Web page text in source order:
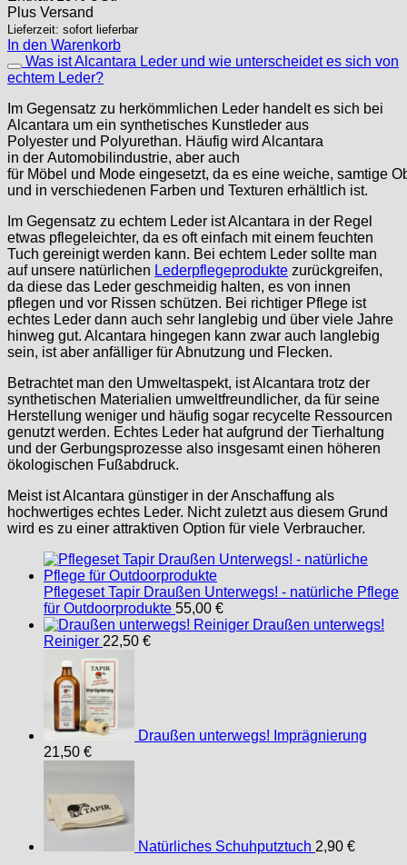
Plus Versand
Lieferzeit: sofort lieferbar
In den Warenkorb
Was ist Alcantara Leder und wie unterscheidet es sich von
echtem Leder?
Im Gegensatz zu herkömmlichen Leder handelt es sich bei
Alcantara um ein synthetisches Kunstleder aus
Polyester und Polyurethan. Häufig wird Alcantara
in der Automobilindustrie, aber auch
für Möbel und Mode eingesetzt, da es eine weiche, samtige
und in verschiedenen Farben und Texturen erhältlich ist.
Im Gegensatz zu echtem Leder ist Alcantara in der Regel
etwas pflegeleichter, da es oft einfach mit einem feuchten
Tuch gereinigt werden kann. Bei echtem Leder sollte man
auf unsere natürlichen Lederpflegeprodukte zurückgreifen,
da diese das Leder geschmeidig halten, es von innen
pflegen und vor Rissen schützen. Bei richtiger Pflege ist
echtes Leder dann auch sehr langlebig und über viele Jahre
hinweg gut. Alcantara hingegen kann zwar auch langlebig
sein, ist aber anfälliger für Abnutzung und Flecken.
Betrachtet man den Umweltaspekt, ist Alcantara trotz der
synthetischen Materialien umweltfreundlicher, da für seine
Herstellung weniger und häufig sogar recycelte Ressourcen
genutzt werden. Echtes Leder hat aufgrund der Tierhaltung
und der Gerbungsprozesse also insgesamt einen höheren
ökologischen Fußabdruck.
Meist ist Alcantara günstiger in der Anschaffung als
hochwertiges echtes Leder. Nicht zuletzt aus diesem Grund
wird es zu einer attraktiven Option für viele Verbraucher.
Pflegeset Tapir Draußen Unterwegs! - natürliche Pflege
für Outdoorprodukte 55,00 €
Draußen unterwegs!
Reiniger 22,50 €
Draußen unterwegs! Imprägnierung
21,50 €
Natürliches Schuhputztuch 2,90 €